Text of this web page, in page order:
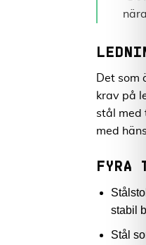
Det som
krav på
stål med
med
FYRA
stabil
Stål